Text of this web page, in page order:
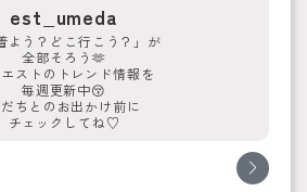
est_umeda
よう？どこ行こう？」が
全部そろう🫶
ストのトレンド情報を
毎週更新中😚
ちとのお出かけ前に
チェックしてね♡